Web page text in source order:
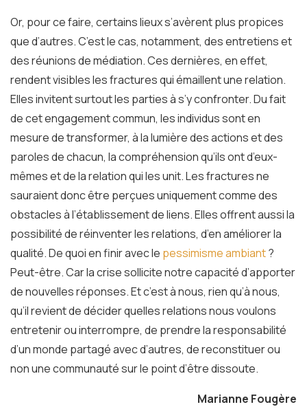
Or, pour ce faire, certains lieux s’avèrent plus propices
que d’autres. C’est le cas, notamment, des entretiens et
des réunions de médiation. Ces dernières, en effet,
rendent visibles les fractures qui émaillent une relation.
Elles invitent surtout les parties à s’y confronter. Du fait
de cet engagement commun, les individus sont en
mesure de transformer, à la lumière des actions et des
paroles de chacun, la compréhension qu’ils ont d’eux-
mêmes et de la relation qui les unit. Les fractures ne
sauraient donc être perçues uniquement comme des
obstacles à l’établissement de liens. Elles offrent aussi la
possibilité de réinventer les relations, d’en améliorer la
qualité. De quoi en finir avec le pessimisme ambiant?
Peut-être. Car la crise sollicite notre capacité d’apporter
de nouvelles réponses. Et c’est à nous, rien qu’à nous,
qu’il revient de décider quelles relations nous voulons
entretenir ou interrompre, de prendre la responsabilité
d’un monde partagé avec d’autres, de reconstituer ou
non une communauté sur le point d’être dissoute.
Marianne Fougère